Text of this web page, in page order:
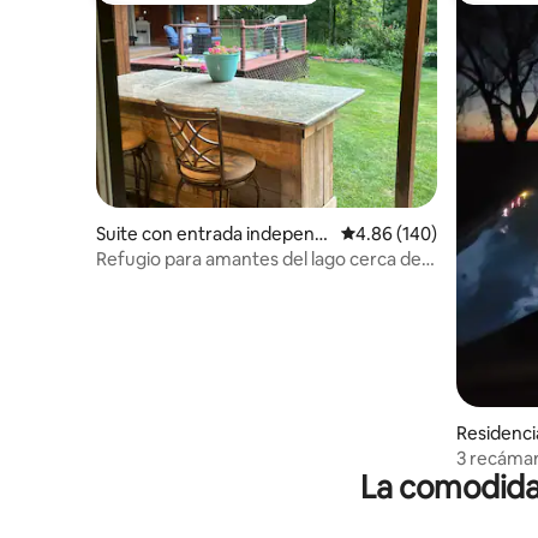
Suite con entrada independi
ente en Elkhorn
Calificación promedio:
4.86 (140)
Refugio para amantes del lago cerca del
3
Ginebra/
La